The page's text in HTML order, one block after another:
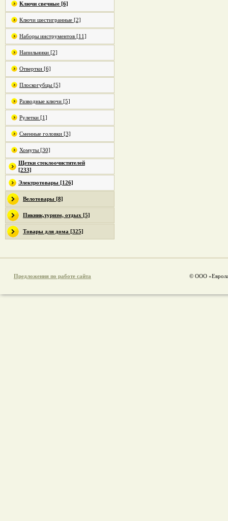
Ключи свечные [6]
Ключи шестигранные [2]
Наборы инструментов [11]
Напильники [2]
Отвертки [6]
Плоскогубцы [5]
Разводные ключи [5]
Рулетки [1]
Сменные головки [3]
Хомуты [30]
Щетки стеклоочистителей
[233]
Электротовары [126]
Велотовары [8]
Пикник,туризм, отдых [5]
Товары для дома [325]
Предложения по работе сайта © ООО